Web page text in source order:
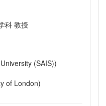
科 教授
(SAIS))
of London)